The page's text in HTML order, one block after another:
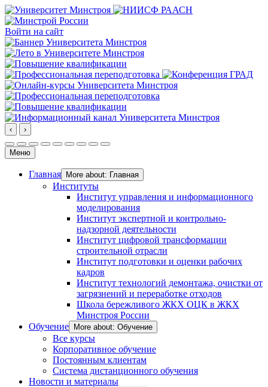
Войти на сайт
‹ ›
Меню
Главная More about: Главная
Институты
Институт управления и информационного
моделирования
Институт экспертной и контрольно-
надзорной деятельности
Институт цифровой трансформации
строительной отрасли
Институт подготовки и оценки рабочих
кадров
Институт технологий демонтажа, очистки от
загрязнений и переработке отходов
Школа бережливого ЖКХ ОЦК в ЖКХ
Минстроя России
Обучение
More about: Обучение
Все курсы
Корпоративное обучение
Постоянным клиентам
Система дистанционного обучения
Новости и материалы